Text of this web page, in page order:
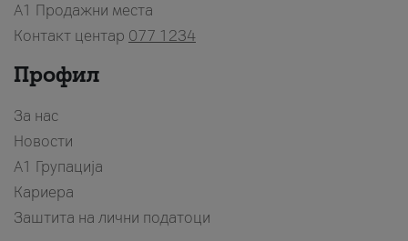
A1 Продажни места
Контакт центар 077 1234
Профил
За нас
Новости
А1 Групација
Кариера
Заштита на лични податоци